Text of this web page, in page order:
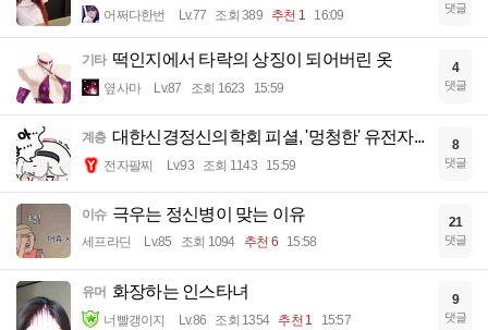
어쩌다한번 Lv.77 조회 389 추천 1 16:09 댓글
기타 떡인지에서 타락의 상징이 되어버린 옷
옆사마 Lv.87 조회 1623 15:59
4
댓글
계층 대한신경정신의학회 피셜, '멍청한' 유전자...
전자팔찌 Lv.93 조회 1143 15:59
8
댓글
이슈 극우는 정신병이 맞는 이유
세프라딘 Lv.85 조회 1094 추천 6 15:58
21
댓글
유머 화장하는 인스타녀
너빨갱이지 Lv.86 조회 1354 추천 1 15:57
9
댓글